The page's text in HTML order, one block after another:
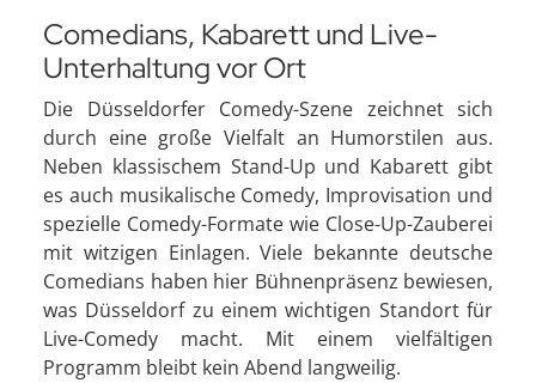
Comedians, Kabarett und Live-
Unterhaltung vor Ort
Die Düsseldorfer Comedy-Szene zeichnet sich
durch eine große Vielfalt an Humorstilen aus.
Neben klassischem Stand-Up und Kabarett gibt
es auch musikalische Comedy, Improvisation und
spezielle Comedy-Formate wie Close-Up-Zauberei
mit witzigen Einlagen. Viele bekannte deutsche
Comedians haben hier Bühnenpräsenz bewiesen,
was Düsseldorf zu einem wichtigen Standort für
Live-Comedy macht. Mit einem vielfältigen
Programm bleibt kein Abend langweilig.